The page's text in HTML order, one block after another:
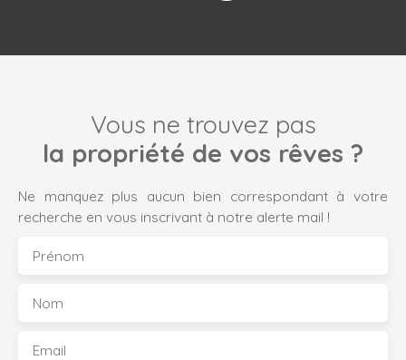
Vous ne trouvez pas
la propriété de vos rêves ?
Ne manquez plus aucun bien correspondant à votre
recherche en vous inscrivant à notre alerte mail !
Prénom
Nom
Email